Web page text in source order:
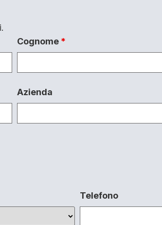
Cognome *
Azienda
Telefono